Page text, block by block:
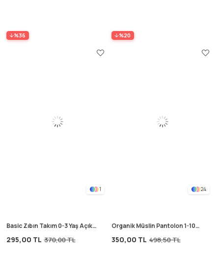
%36 %20
1
Basic Zıbın Takım 0-3 Yaş Açık
295,00 TL 370,00 TL
24
Organik Müslin Pantolon 1-10
350,00 TL 498,50 TL